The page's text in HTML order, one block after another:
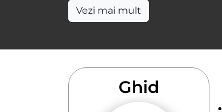
Vezi mai mult
Ghid